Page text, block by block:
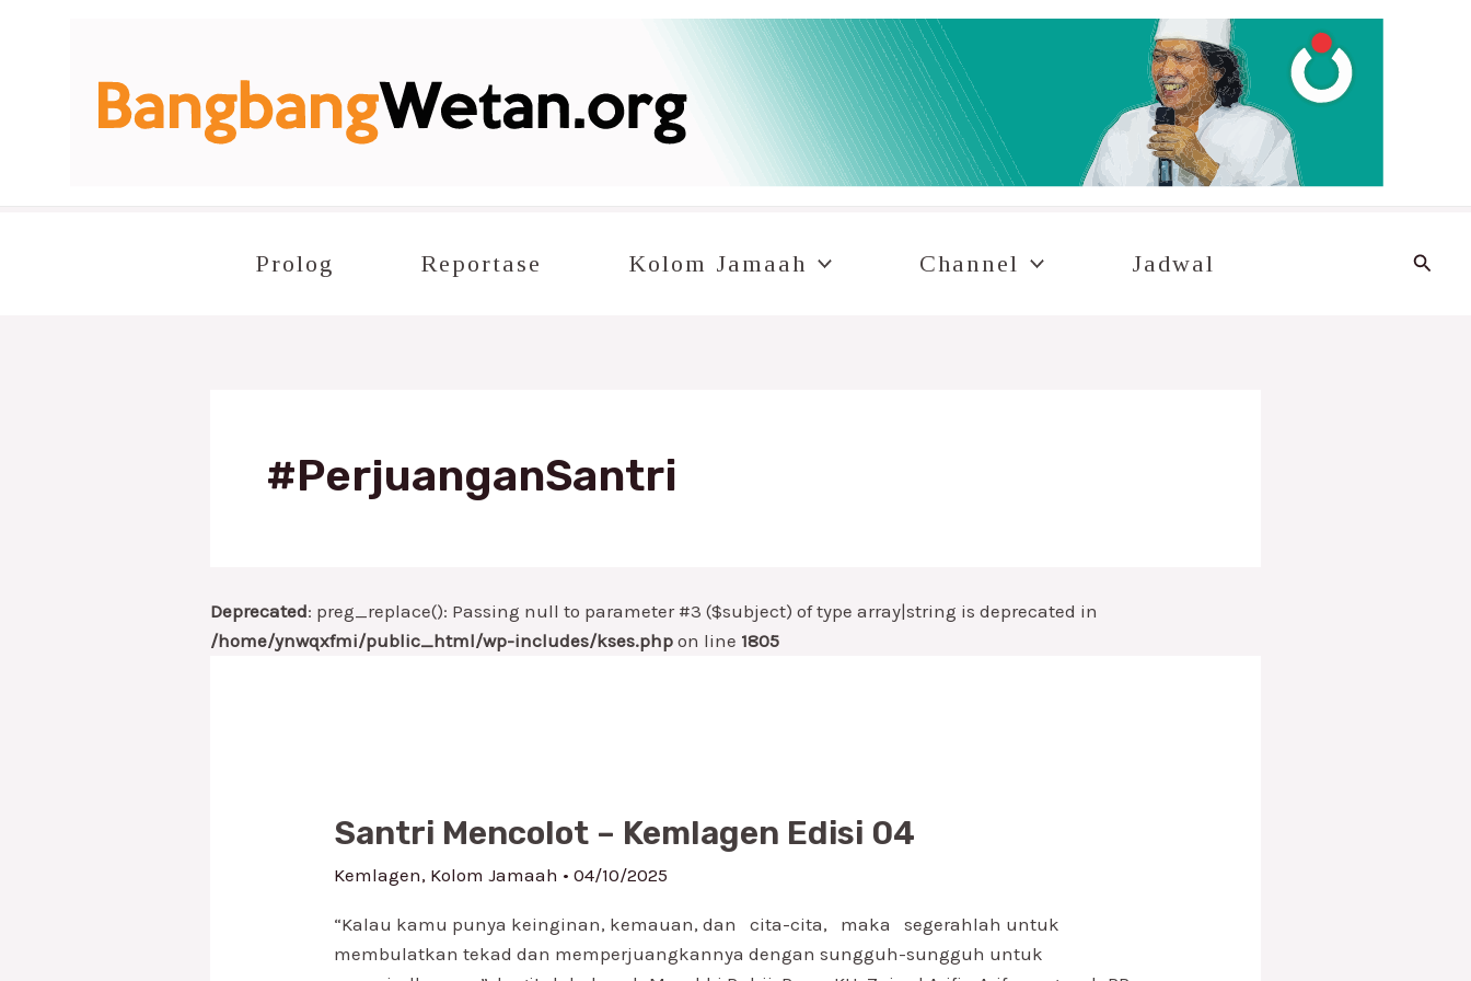
Prolog Reportase Kolom Jamaah Channel Jadwal Cari
#PerjuanganSantri
Deprecated: preg_replace(): Passing null to parameter #3 ($subject) of type array|string is deprecated in
/home/ynwqxfmi/public_html/wp-includes/kses.php on line 1805
Santri Mencolot – Kemlagen Edisi 04
Kemlagen, Kolom Jamaah •04/10/2025
“Kalau kamu punya keinginan, kemauan, dan cita-cita, maka segerahlah untuk
membulatkan tekad dan memperjuangkannya dengan sungguh-sungguh untuk
–
Edisi
04